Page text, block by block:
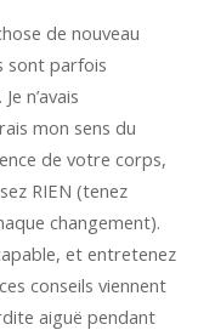
de nouveau
sont parfois
n’avais
mon sens du
de votre corps,
RIEN (tenez
changement).
et entretenez
conseils viennent
aiguë pendant